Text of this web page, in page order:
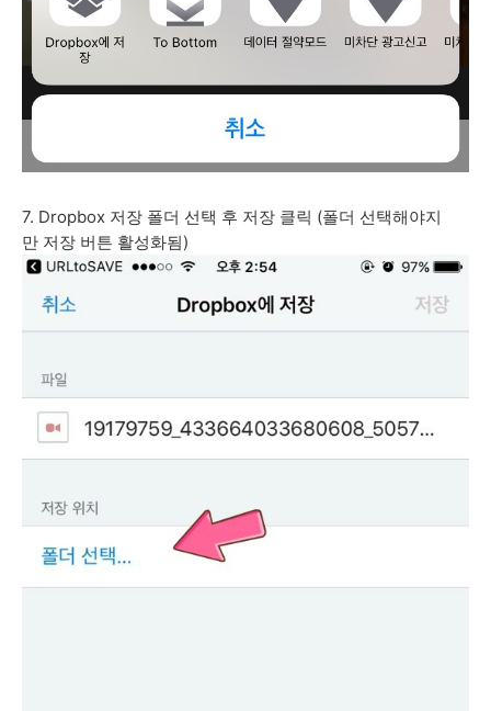
7. Dropbox 저장 폴더 선택 후 저장 클릭 (폴더 선택해야지
만 저장 버튼 활성화됨)